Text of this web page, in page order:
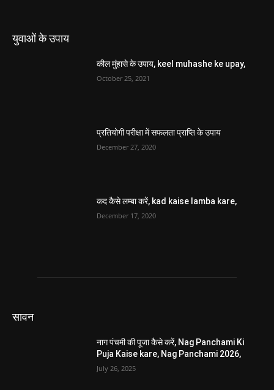
युवाओं के उपाय
कील मुंहासे के उपाय, keel muhashe ke upay,
October 25, 2021
प्रतियोगी परीक्षा में सफलता प्राप्ति के उपाय
December 27, 2020
कद कैसे लम्बा करें, kad kaise lamba kare,
December 17, 2020
सावन
नाग पंचमी की पूजा कैसे करें, Nag Panchami Ki
Puja Kaise kare, Nag Panchami 2026,
July 26, 2025